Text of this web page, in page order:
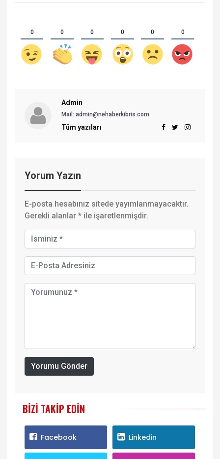
0 0 0 0 0 0
Admin
Mail: admin@nehaberkibris.com
Tüm yazıları
Yorum Yazın
E-posta hesabınız sitede yayımlanmayacaktır.
Gerekli alanlar * ile işaretlenmişdir.
Yorumu Gönder
BIZI TAKIP EDIN
Facebook Linkedin